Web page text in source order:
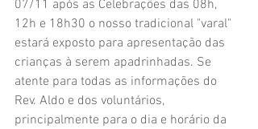
07/11 após as Celebrações das 08h,
12h e 18h30 o nosso tradicional "varal"
estará exposto para apresentação das
crianças à serem apadrinhadas. Se
atente para todas as informações do
Rev. Aldo e dos voluntários,
principalmente para o dia e horário da